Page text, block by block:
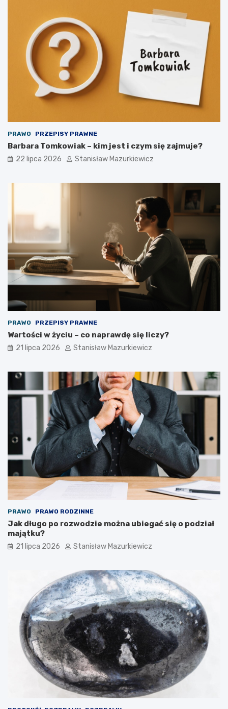
PRAWO PRZEPISY PRAWNE
Barbara Tomkowiak – kim jest i czym się zajmuje?
22 lipca 2026 Stanisław Mazurkiewicz
PRAWO PRZEPISY PRAWNE
Wartości w życiu – co naprawdę się liczy?
21 lipca 2026 Stanisław Mazurkiewicz
PRAWO PRAWO RODZINNE
Jak długo po rozwodzie można ubiegać się o podział
majątku?
21 lipca 2026 Stanisław Mazurkiewicz